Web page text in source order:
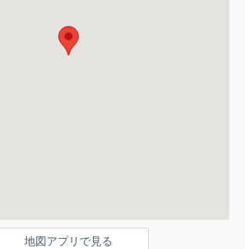
地図アプリで見る